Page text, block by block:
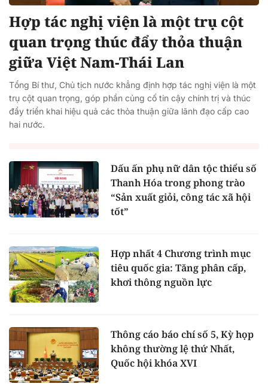
Hợp tác nghị viện là một trụ cột
quan trọng thúc đẩy thỏa thuận
giữa Việt Nam-Thái Lan
Tổng Bí thư, Chủ tịch nước khẳng định hợp tác nghị viện là một
trụ cột quan trọng, góp phần củng cố tin cậy chính trị và thúc
đẩy triển khai hiệu quả các thỏa thuận giữa lãnh đạo cấp cao
hai nước.
Dấu ấn phụ nữ dân tộc thiểu số
Thanh Hóa trong phong trào
“Sản xuất giỏi, công tác xã hội
tốt”
Hợp nhất 4 Chương trình mục
tiêu quốc gia: Tăng phân cấp,
khơi thông nguồn lực
Thông cáo báo chí số 5, Kỳ họp
không thường lệ thứ Nhất,
Quốc hội khóa XVI